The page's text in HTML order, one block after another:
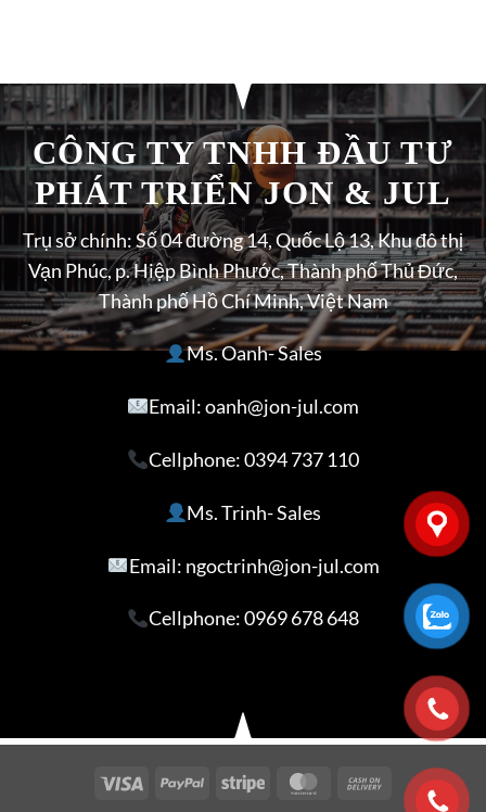
CÔNG TY TNHH ĐẦU TƯ
PHÁT TRIỂN JON & JUL
Trụ sở chính: Số 04 đường 14, Quốc Lộ 13, Khu đô thị
Vạn Phúc, p. Hiệp Bình Phước, Thành phố Thủ Đức,
Thành phố Hồ Chí Minh, Việt Nam
Ms. Oanh- Sales
Email: oanh@jon-jul.com
Cellphone:0394 737 110
Ms. Trinh- Sales
Email: ngoctrinh@jon-jul.com
Cellphone:0969 678 648
Visa PayPal Stripe MasterCardCash
On